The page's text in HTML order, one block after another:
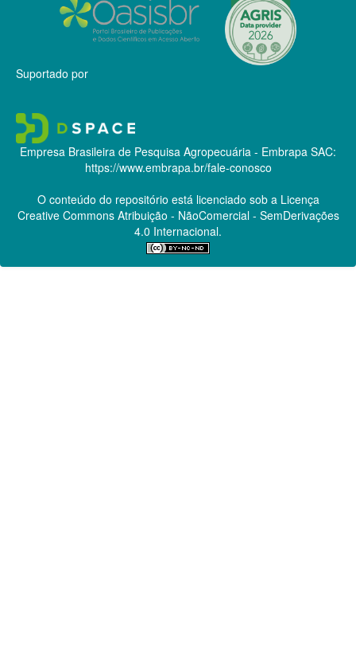
Suportado por
Empresa Brasileira de Pesquisa Agropecuária - Embrapa SAC:
https://www.embrapa.br/fale-conosco
O conteúdo do repositório está licenciado sob a Licença
Creative CommonsAtribuição - NãoComercial - SemDerivações
4.0 Internacional.